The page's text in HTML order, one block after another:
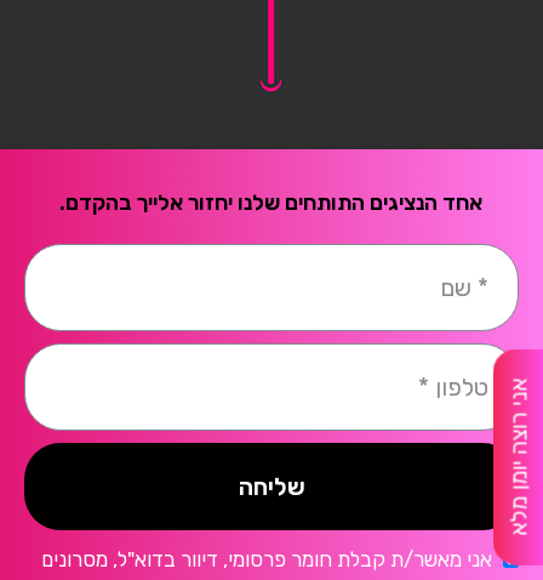
אני רוצה יומן מלא
אחד הנציגים התותחים שלנו יחזור אלייך בהקדם.
שליחה
אני מאשר/ת קבלת חומר פרסומי, דיוור בדוא"ל, מסרונים